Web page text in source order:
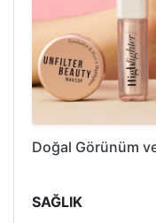
Doğal Görünüm
SAĞLIK